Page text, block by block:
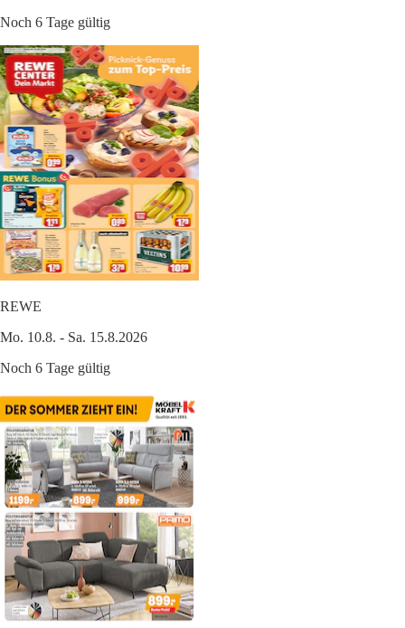
Noch 6 Tage gültig
REWE
Mo. 10.8. - Sa. 15.8.2026
Noch 6 Tage gültig